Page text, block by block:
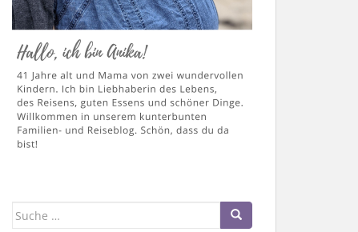
Suche